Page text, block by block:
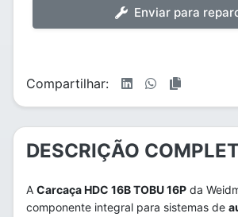
Enviar para
Compartilhar:
DESCRIÇÃO
A Carcaça HDC 16B TOBU 16P da
componente integral para sistemas de